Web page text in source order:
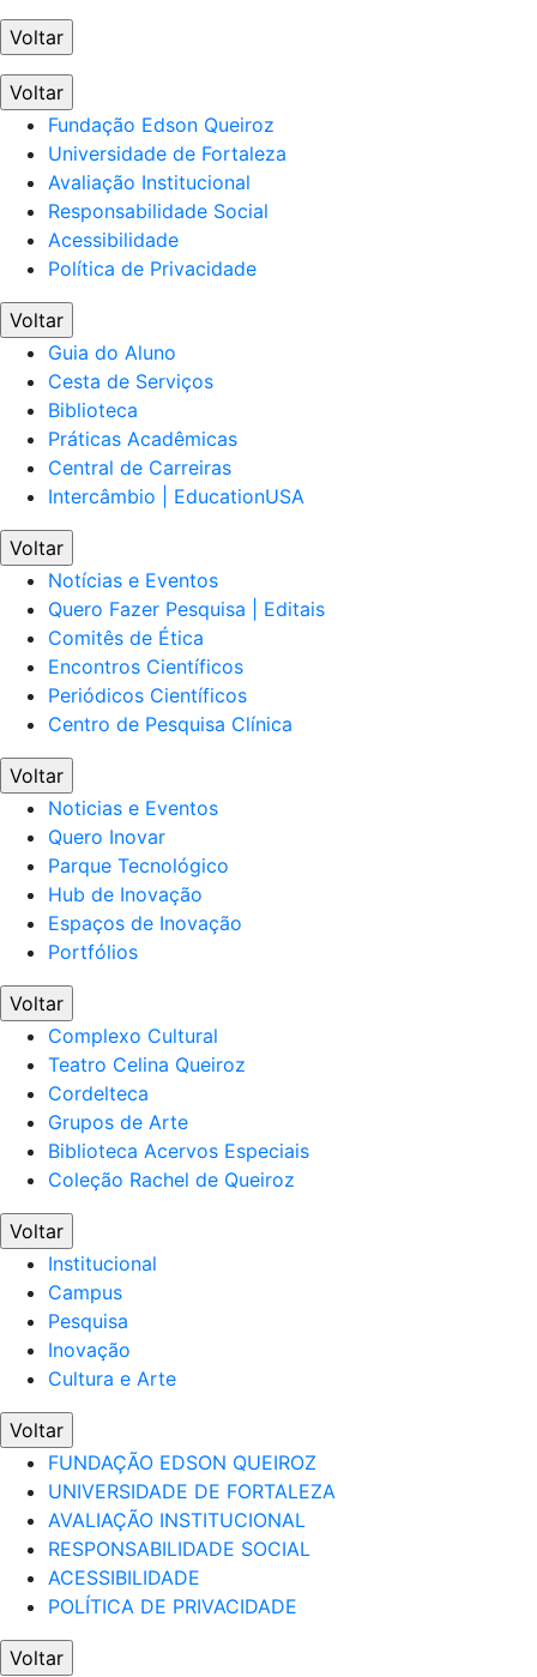
Voltar
Voltar
Fundação Edson Queiroz
Universidade de Fortaleza
Avaliação Institucional
Responsabilidade Social
Acessibilidade
Política de Privacidade
Voltar
Guia do Aluno
Cesta de Serviços
Biblioteca
Práticas Acadêmicas
Central de Carreiras
Intercâmbio | EducationUSA
Voltar
Notícias e Eventos
Quero Fazer Pesquisa | Editais
Comitês de Ética
Encontros Científicos
Periódicos Científicos
Centro de Pesquisa Clínica
Voltar
Noticias e Eventos
Quero Inovar
Parque Tecnológico
Hub de Inovação
Espaços de Inovação
Portfólios
Voltar
Complexo Cultural
Teatro Celina Queiroz
Cordelteca
Grupos de Arte
Biblioteca Acervos Especiais
Coleção Rachel de Queiroz
Voltar
Institucional
Campus
Pesquisa
Inovação
Cultura e Arte
Voltar
FUNDAÇÃO EDSON QUEIROZ
UNIVERSIDADE DE FORTALEZA
AVALIAÇÃO INSTITUCIONAL
RESPONSABILIDADE SOCIAL
ACESSIBILIDADE
POLÍTICA DE PRIVACIDADE
Voltar